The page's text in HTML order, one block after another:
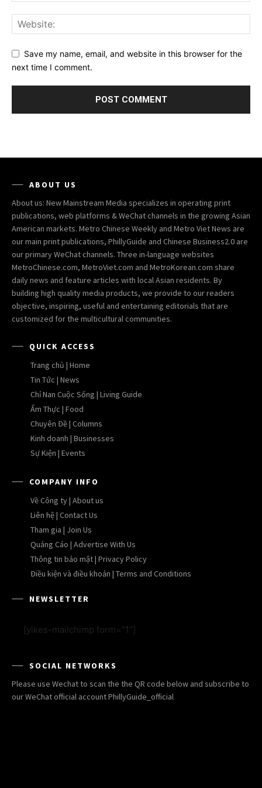
Save my name, email, and website in this browser for the
next time I comment.
ABOUT US
About us: New Mainstream Media specializes in operating print
publications, web platforms & WeChat channels in the growing Asian
American markets. Metro Chinese Weekly and Metro Viet News are
our main print publications, PhillyGuide and Chinese Business2.0 are
our primary WeChat channels. Three in-language websites
MetroChinese.com, MetroViet.com and MetroKorean.com share
daily news and feature articles with local Asian residents. By
building high quality media products, we provide to our readers
objective, inspiring, useful and entertaining editorials that are
customized for the multicultural communities.
QUICK ACCESS
Trang chủ | Home
Tin Tức | News
Chỉ Nan Cuộc Sống | Living Guide
Ẩm Thực | Food
Chuyên Đề | Columns
Kinh doanh | Businesses
Sự Kiện | Events
COMPANY INFO
Về Công ty | About us
Liên hệ | Contact Us
Tham gia | Join Us
Quảng Cáo | Advertise With Us
Thông tin bảo mật | Privacy Policy
Điều kiện và điều khoản | Terms and Conditions
NEWSLETTER
[yikes-mailchimp form="1"]
SOCIAL NETWORKS
Please use Wechat to scan the the QR code below and subscribe to
our WeChat official account PhillyGuide_official